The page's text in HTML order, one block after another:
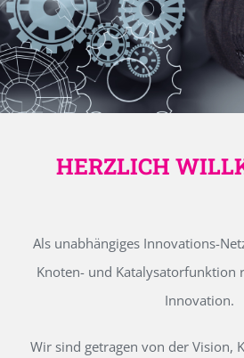
HERZLICH
Als unabhängiges Innovations-
Knoten- und Katalysatorfunktion
Innovation.
Wir sind getragen von der Vision,